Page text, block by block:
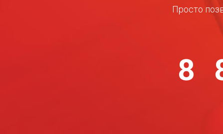
Просто
8